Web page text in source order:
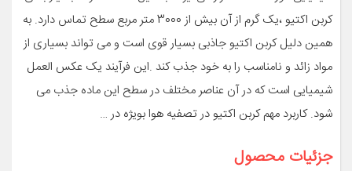
کربن اکتیو ،یک گرم از آن بیش از 3000 متر مربع سطح تماس دارد. به
همین دلیل کربن اکتیو جاذبی بسیار قوی است و می تواند بسیاری از
مواد زائد و نامناسب را به خود جذب کند .این فرآیند یک عکس العمل
شیمیایی است که در آن عناصر مختلف در سطح این ماده جذب می
شود. کاربرد مهم کربن اکتیو در تصفیه هوا بویژه در …
جزئیات محصول